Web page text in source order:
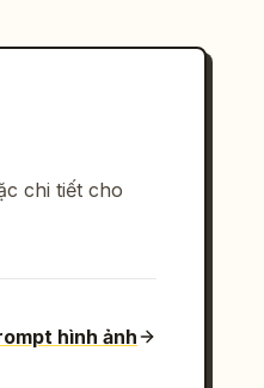
chi tiết cho
hình ảnh